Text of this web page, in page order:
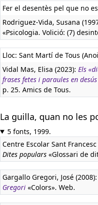
Fer el desentès pel que no
Rodriguez-Vida, Susana
«Psicologia. Volició: (7)
Lloc: Sant Martí de Tous
Vidal Mas, Elisa (2023): Els
frases fetes i paraules en
p. 25. Amics de Tous.
La guilla, quan no les
5 fonts, 1999.
Centre Escolar Sant Francesc
Dites populars «Glossari de
Gargallo Gregori, José (2008):
Gregori «Colors». Web.